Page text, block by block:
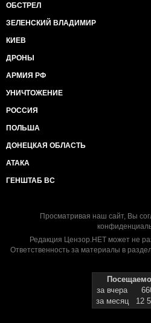
ОБСТРЕЛ
ЗЕЛЕНСКИЙ ВЛАДИМИР
КИЕВ
ДРОНЫ
АРМИЯ РФ
УНИЧТОЖЕНИЕ
РОССИЯ
ПОЛЬША
ДОНЕЦКАЯ ОБЛАСТЬ
АТАКА
ГЕНШТАБ ВС
Просматривая наш сайт, Вы
Редакция Цензор.НЕТ может не
Ответственность за материалы в
за вчера
за месяц
12